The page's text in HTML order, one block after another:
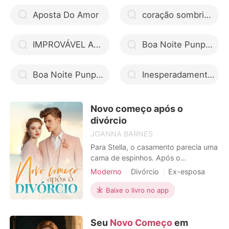
Aposta Do Amor coração sombrio estefano ler online
IMPROVÁVEL AMOR Boa Noite Punpun pdf docero
Boa Noite Punpun livros em áudio gratuito Inesperadamente Grávida: A Protegida do Bilionário
Novo começo após o
divórcio
JOANNA BARNES
Para Stella, o casamento parecia uma
cama de espinhos. Após o
casamento, ela viveu como uma
dia, Waylon, seu implacável marido,
disse a ela: "Ayla vai voltar, você tem
divoriciar", respondeu Stella. Ela saiu
Moderno Divórcio
Ex-esposa
CEO
Arrogante / Dominante
Baixe o livro no app
Seu Novo Começoem